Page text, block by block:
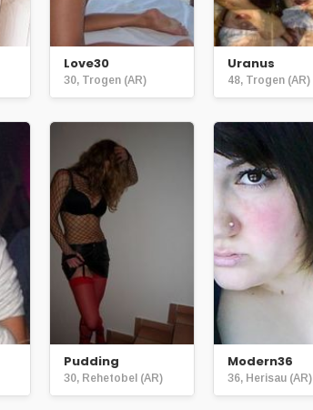
Love30
30, Trogen (AR)
Uranus
48, Trogen (AR)
Pudding
30, Rehetobel (AR)
Modern36
36, Herisau (AR)